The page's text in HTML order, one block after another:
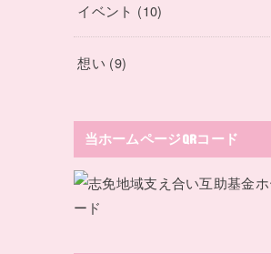
イベント (10)
想い (9)
当ホームページQRコード